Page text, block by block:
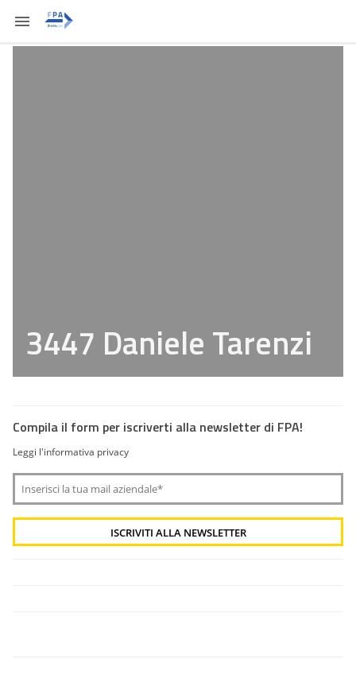
3447 Daniele Tarenzi
Compila il form per iscriverti alla newsletter di FPA!
Leggi l'informativa privacy